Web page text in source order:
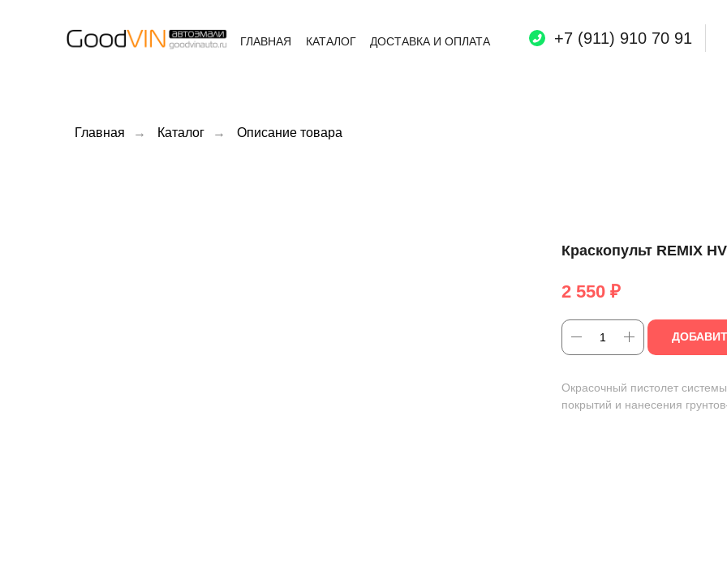
+7 (911) 910 70 91
ГЛАВНАЯ КАТАЛОГ ДОСТАВКА И ОПЛАТА
Главная → Каталог → Описание товара
Краскопульт REMIX
2 550 ₽
Окрасочный пистолет
покрытий и нанесения